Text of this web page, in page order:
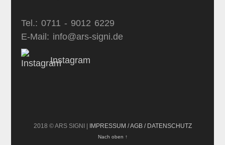
Tel.: 0711 - 9012 6229
E-Mail: info@ars-signi.de
Instagram
2018 © ARS SIGNI | IMPRESSUM / AGB / DATENSCHUTZ
Nach oben ↑